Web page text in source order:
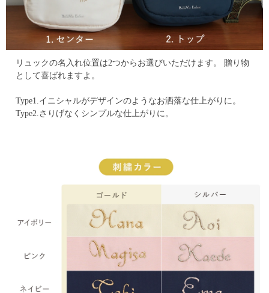
リュックの名入れ位置は2つからお選びいただけます。
贈り物
として喜ばれますよ。
Type1.イニシャルがデザインのようなお洒落な仕上がりに。
Type2.さりげなくシンプルな仕上がりに。